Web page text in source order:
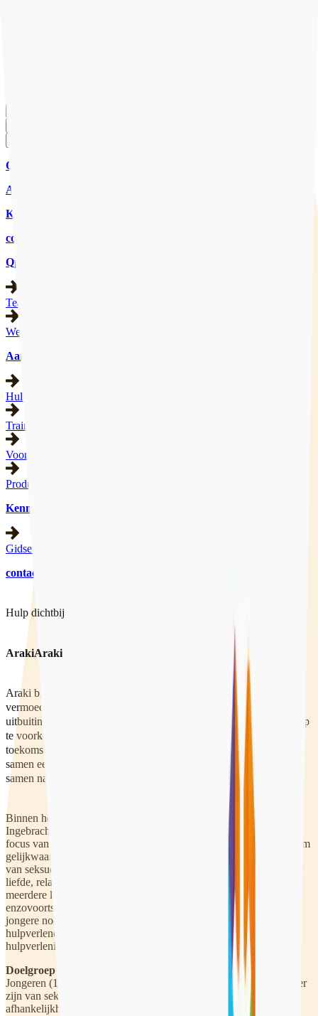
Qpido
Aanbod
Kennisbank
contact
Qpido
Team & expertise
Werkgebied
Aanbod
Hulpverlening
Trainingen
Voorlichting
Producten
Kennisbank
Gidsen
contact
Hulp dichtbij
ArakiAraki
Araki biedt intensieve ambulante begeleiding aan jongeren die
vermoedelijk of daadwerkelijk slachtoffer zijn van seksuele
uitbuiting (mensenhandel). Het doel is om herhaald slachtofferschap
te voorkomen, uit huis en/of gesloten plaatsing te voorkomen en
toekomstperspectief te creëren. De jongere en hulpverlener maken
samen een realistisch droomplan voor de jongere en werken hier
samen naar toe.
Binnen het Araki-traject wordt gewerkt met de JIM-aanpak (Jouw
Ingebrachte Mentor) om duurzame ondersteuning te realiseren. De
focus van de begeleiding ligt op het vergroten van het vermogen om
gelijkwaardige relaties aan te gaan en het aangeven of accepteren
van seksuele grenzen. We creëren samen een realistisch beeld over
liefde, relaties en seksualiteit. De ondersteuning richt zich op
meerdere leefgebieden, zoals dagbesteding, een woonplek,
enzovoorts. De hulp is acht uur per week en duurt zo lang als de
jongere nodig heeft. Bij Araki bieden we de hulp vanuit één
hulpverlener, mocht het nodig zijn, dan schakelen we andere
hulpverlening in.
Doelgroep
Jongeren (12-23 jaar) die vermoedelijk of daadwerkelijk slachtoffer
zijn van seksuele uitbuiting of mensenhandel, of in een
afhankelijkheidsrelatie verkeren.